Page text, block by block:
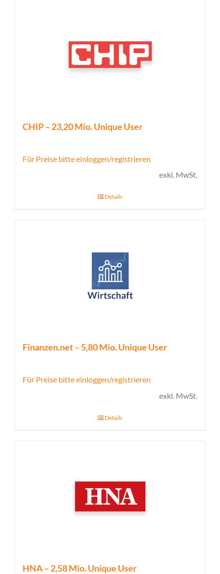
CHIP – 23,20 Mio. Unique User
Für Preise bitte einloggen/registrieren
exkl. MwSt.
Details
Finanzen.net – 5,80 Mio. Unique User
Für Preise bitte einloggen/registrieren
exkl. MwSt.
Details
HNA – 2,58 Mio. Unique User